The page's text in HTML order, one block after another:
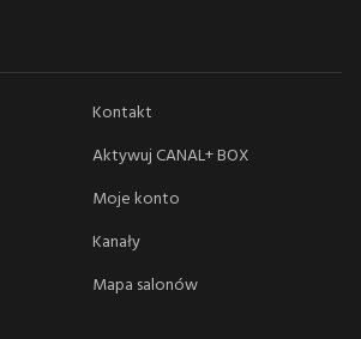
Kontakt
Aktywuj CANAL+ BOX
Moje konto
Kanały
Mapa salonów